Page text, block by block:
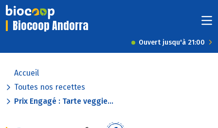
Biocoop Andorra
Ouvert jusqu'à 21:00
Accueil
Toutes nos recettes
Prix Engagé : Tarte veggie...